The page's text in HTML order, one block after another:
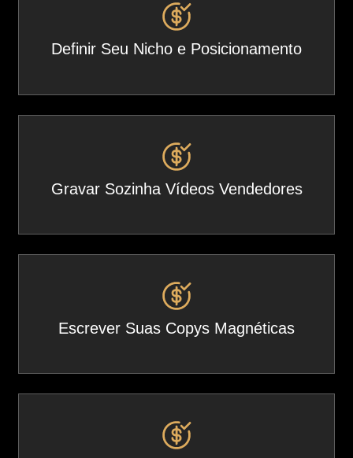
Definir Seu Nicho e Posicionamento
Gravar Sozinha Vídeos Vendedores
Escrever Suas Copys Magnéticas